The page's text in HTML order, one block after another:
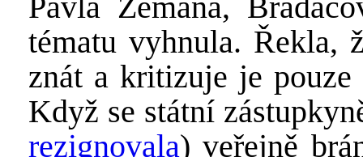
Pavla Zemana,
tématu vyhnula. Řekla,
znát a kritizuje je
Když se státní
rezignovala) veřejně